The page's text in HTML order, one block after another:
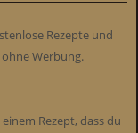
Rezepte und
Werbung.
Rezept, dass du